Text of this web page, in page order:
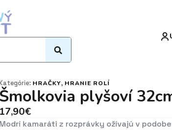
HRAČKY, HRANIE ROLÍ
Šmolkovia plyšoví
17,90€
Modrí kamaráti z rozprávky ožívajú v